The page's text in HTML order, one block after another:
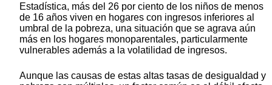
Estadística, más del 26 por ciento de los niños de menos
de 16 años viven en hogares con ingresos inferiores al
umbral de la pobreza, una situación que se agrava aún
más en los hogares monoparentales, particularmente
vulnerables además a la volatilidad de ingresos.
Aunque las causas de estas altas tasas de desigualdad y